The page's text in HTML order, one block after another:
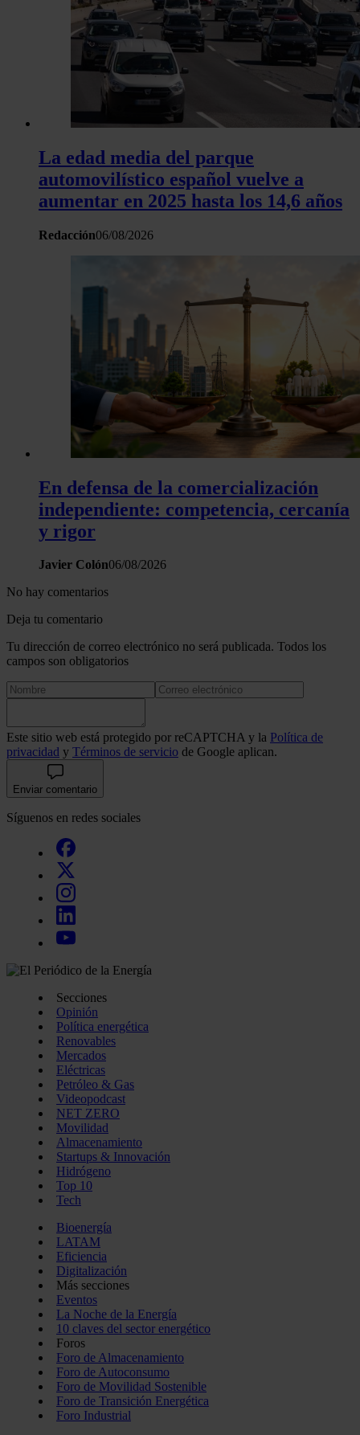
La edad media del parque
automovilístico español vuelve a
aumentar en 2025 hasta los 14,6 años
Redacción06/08/2026
En defensa de la comercialización
independiente: competencia, cercanía
y rigor
Javier Colón06/08/2026
No hay comentarios
Deja tu comentario
Tu dirección de correo electrónico no será publicada. Todos los
campos son obligatorios
Este sitio web está protegido por reCAPTCHA y la Política de
privacidad y Términos de servicio de Google aplican.
Enviar comentario
Síguenos en redes sociales
Secciones
Opinión
Política energética
Renovables
Mercados
Eléctricas
Petróleo & Gas
Videopodcast
NET ZERO
Movilidad
Almacenamiento
Startups & Innovación
Hidrógeno
Top 10
Tech
Bioenergía
LATAM
Eficiencia
Digitalización
Más secciones
Eventos
La Noche de la Energía
10 claves del sector energético
Foros
Foro de Almacenamiento
Foro de Autoconsumo
Foro de Movilidad Sostenible
Foro de Transición Energética
Foro Industrial